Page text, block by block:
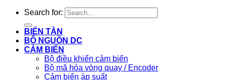
Search for:
BIẾN TẦN
BỘ NGUỒN DC
CẢM BIẾN
Bộ điều khiển cảm biến
Bộ mã hóa vòng quay / Encoder
Cảm biến áp suất